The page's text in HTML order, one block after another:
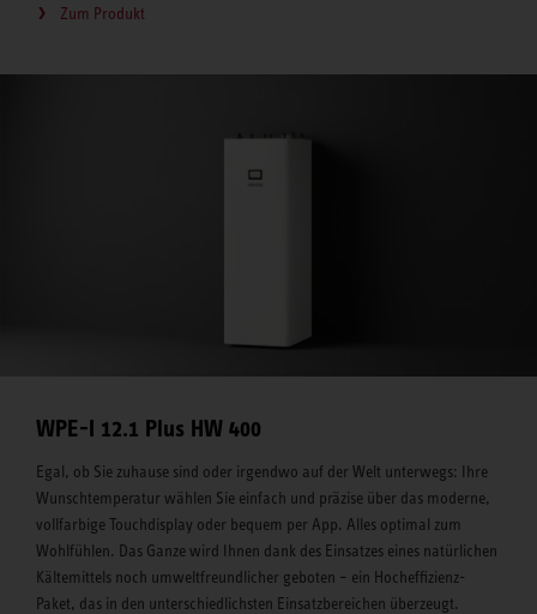
Zum Produkt
WPE-I 12.1 Plus HW 400
Egal, ob Sie zuhause sind oder irgendwo auf der Welt unterwegs: Ihre
Wunschtemperatur wählen Sie einfach und präzise über das moderne,
vollfarbige Touchdisplay oder bequem per App. Alles optimal zum
Wohlfühlen. Das Ganze wird Ihnen dank des Einsatzes eines natürlichen
Kältemittels noch umweltfreundlicher geboten – ein Hocheffizienz-
Paket, das in den unterschiedlichsten Einsatzbereichen überzeugt.